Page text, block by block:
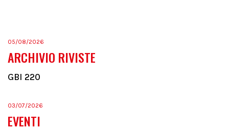
05/08/2026
ARCHIVIO RIVISTE
GBI 220
03/07/2026
EVENTI